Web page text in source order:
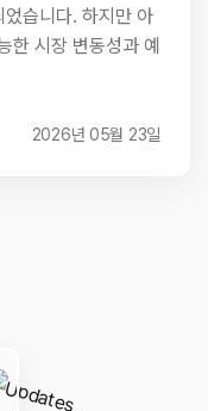
습니다. 하지만 아
한 시장 변동성과 예
2026년 05월 23일